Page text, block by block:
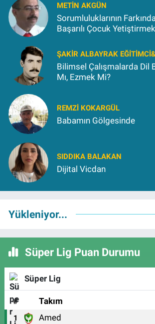
METIN AKGÜN
Sorumluluklarının
Başarılı Çocuk
ŞAKIR ALBAYRAK
Bilimsel Çalışmalarda Dil
Mı, Ezmek Mi?
REMZI KOKARGÜL
Babamın Gölgesinde
SIDDIKA BALAKAN
Dijital Vicdan
Yükleniyor...
Süper Lig Puan Durumu
Süper Lig
# Takım
1 Amed